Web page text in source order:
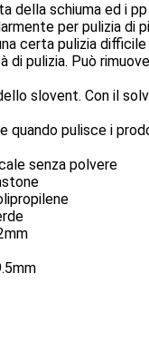
della schiuma ed i
per pulizia di
certa pulizia difficile
pulizia. Può
slovent. Con il
quando pulisce i
senza polvere